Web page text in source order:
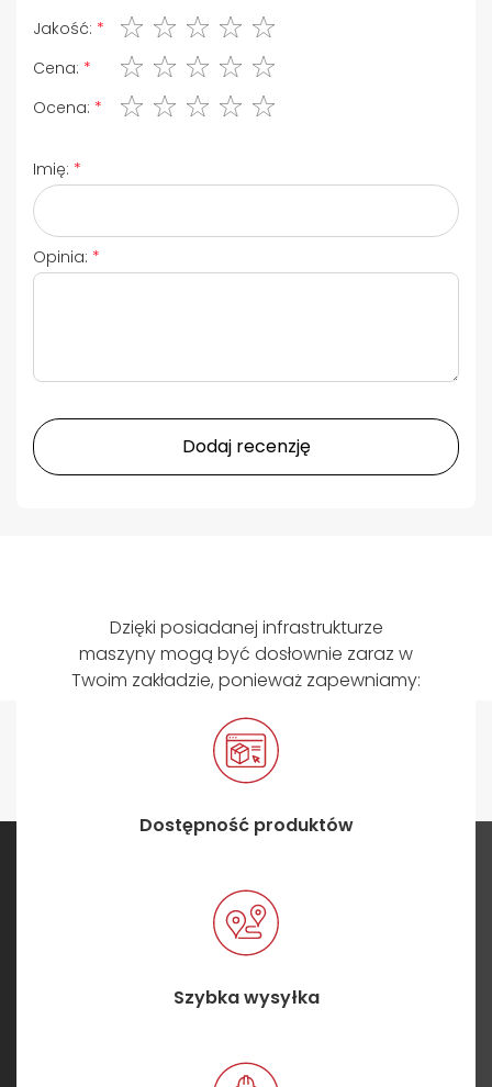
Jakość:
1 gwiazdka
2 gwiazdki
3 gwiazdki4 gwiazdki
Cena:
1 gwiazdka
2 gwiazdki
3 gwiazdki4 gwiazdki
Ocena:
1 gwiazdka
2 gwiazdki
3 gwiazdki4 gwiazdki
Imię:
Opinia:
Dodaj recenzję
Dzięki posiadanej infrastrukturze
maszyny mogą być dosłownie zaraz w
Twoim zakładzie, ponieważ zapewniamy:
Dostępność produktów
Szybka wysyłka